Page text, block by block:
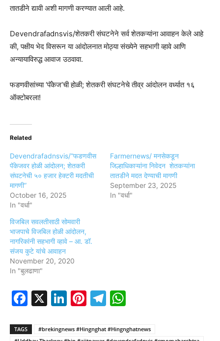
तातडीने द्यावी अशी मागणी करण्यात आली आहे.
Devendrafadnsvis/शेतकरी संघटनेने सर्व शेतकऱ्यांना आवाहन केले आहे
की, पक्षीय भेद विसरून या आंदोलनात मोठ्या संख्येने सहभागी व्हावे आणि
अन्यायाविरुद्ध आवाज उठवावा.
फडणवीसांच्या ‘पॅकेज’ची होळी; शेतकरी संघटनेचे तीव्र आंदोलन वर्ध्यात १६
ऑक्टोबरला!
Related
Devendrafadnsvis/”फडणवीस
पॅकेजवर होळी आंदोलन; शेतकरी
संघटनेची ५० हजार हेक्टरी मदतीची
मागणी”
October 16, 2025
In "वर्धा"
Farmernews/ मनसेकडून
जिल्हाधिकाऱ्यांना निवेदन शेतकऱ्यांना
तातडीने मदत देण्याची मागणी
September 23, 2025
In "वर्धा"
विजबिल सवलतीसाठी सोमवारी
भाजपाचे विजबिल होळी आंदोलन,
नागरिकांनी सहभागी व्हावे – आ. डॉ.
संजय कुटे यांचे आवाहन
November 20, 2020
In "बुलढाणा"
Facebook
X LinkedIn
Pinterest
Telegram
TAGS
#brekingnews #Hingnghat #Hingnghatnews